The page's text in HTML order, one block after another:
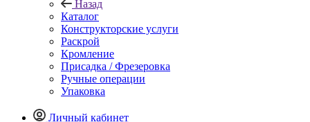
Назад
Каталог
Конструкторские услуги
Раскрой
Кромление
Присадка / Фрезеровка
Ручные операции
Упаковка
Личный кабинет